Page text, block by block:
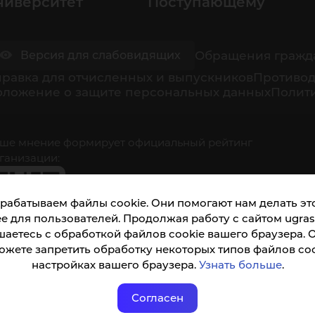
файлы cookie. Они помогают нам делать
для пользователей. Продолжая работу с сайтом
с обработкой файлов cookie вашего браузера.
запретить обработку некоторых типов файлов
настройках вашего браузера. Узнать больше.
Согласен
мнение формирует официальный рейтинг
доступна по QR-коду, а так же по прямой